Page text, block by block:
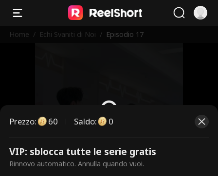
Home / Echi Svaniti di Noi / Episodio 17
Questi sono episodi a pagamento.
Sblocca per guardare.
Prezzo: 60 Saldo: 0
VIP: sblocca tutte le serie gratis
Rinnovo automatico. Annulla quando vuoi.